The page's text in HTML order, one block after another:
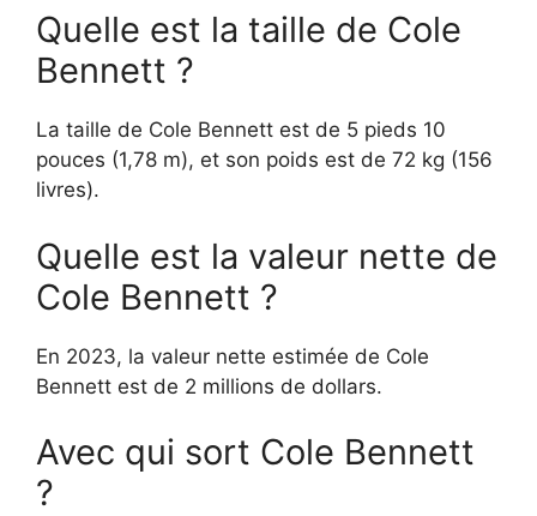
Quelle est la taille de Cole
Bennett ?
La taille de Cole Bennett est de 5 pieds 10
pouces (1,78 m), et son poids est de 72 kg (156
livres).
Quelle est la valeur nette de
Cole Bennett ?
En 2023, la valeur nette estimée de Cole
Bennett est de 2 millions de dollars.
Avec qui sort Cole Bennett
?